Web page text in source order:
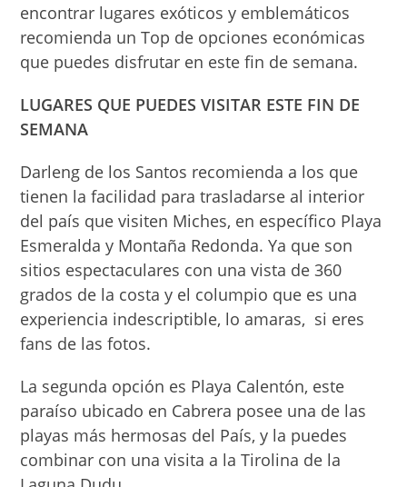
encontrar lugares exóticos y emblemáticos
recomienda un Top de opciones económicas
que puedes disfrutar en este fin de semana.
LUGARES QUE PUEDES VISITAR ESTE FIN DE
SEMANA
Darleng de los Santos recomienda a los que
tienen la facilidad para trasladarse al interior
del país que visiten Miches, en específico Playa
Esmeralda y Montaña Redonda. Ya que son
sitios espectaculares con una vista de 360
grados de la costa y el columpio que es una
experiencia indescriptible, lo amaras, si eres
fans de las fotos.
La segunda opción es Playa Calentón, este
paraíso ubicado en Cabrera posee una de las
playas más hermosas del País, y la puedes
combinar con una visita a la Tirolina de la